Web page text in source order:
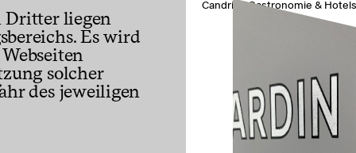
Dritter liegen
Es wird
solcher
des jeweiligen
Candrian Gastronomie & Hotels